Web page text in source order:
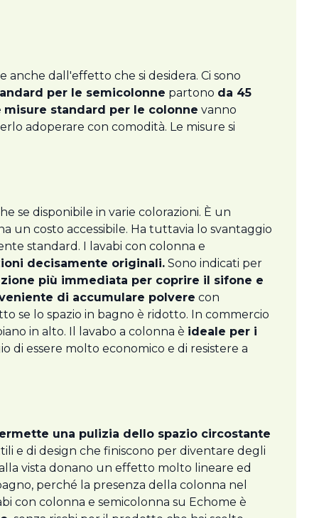
anche dall'effetto che si desidera. Ci sono
per le semicolonne partono da 45
misure standard per le colonne vanno
adoperare con comodità. Le misure si
se disponibile in varie colorazioni. È un
un costo accessibile. Ha tuttavia lo svantaggio
standard. I lavabi con colonna e
decisamente originali. Sono indicati per
più immediata per coprire il sifone e
di accumulare polvere con
se lo spazio in bagno è ridotto. In commercio
in alto. Il lavabo a colonna è ideale per i
di essere molto economico e di resistere a
una pulizia dello spazio circostante
e di design che finiscono per diventare degli
vista donano un effetto molto lineare ed
perché la presenza della colonna nel
con colonna e semicolonna su Echome è